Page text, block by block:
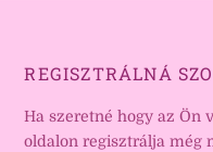
REGISZTRÁLNÁ
Ha szeretné hogy az Ön
oldalon regisztrálja még